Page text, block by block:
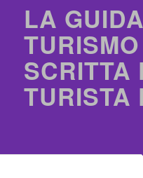
LA
SCRITTA
TURISTA